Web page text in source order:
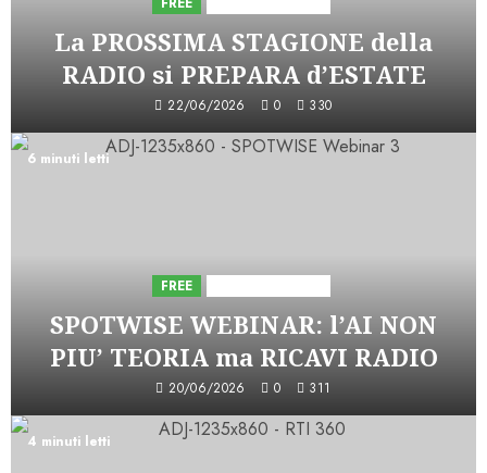
La PROSSIMA STAGIONE della
RADIO si PREPARA d’ESTATE
22/06/2026 0 330
6 minuti letti
FREE
SPOTWISE WEBINAR: l’AI NON
PIU’ TEORIA ma RICAVI RADIO
20/06/2026 0 311
4 minuti letti